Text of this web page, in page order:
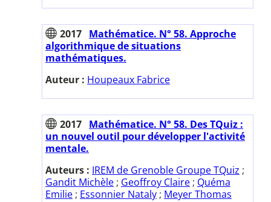
2017 Mathématice. N° 58. Approche
algorithmique de situations
mathématiques.
Auteur : Houpeaux Fabrice
2017 Mathématice. N° 58. Des TQuiz :
un nouvel outil pour développer l'activité
mentale.
Auteurs : IREM de Grenoble Groupe TQuiz ;
Gandit Michèle ; Geoffroy Claire ; Quéma
Emilie ; Essonnier Nataly ; Meyer Thomas